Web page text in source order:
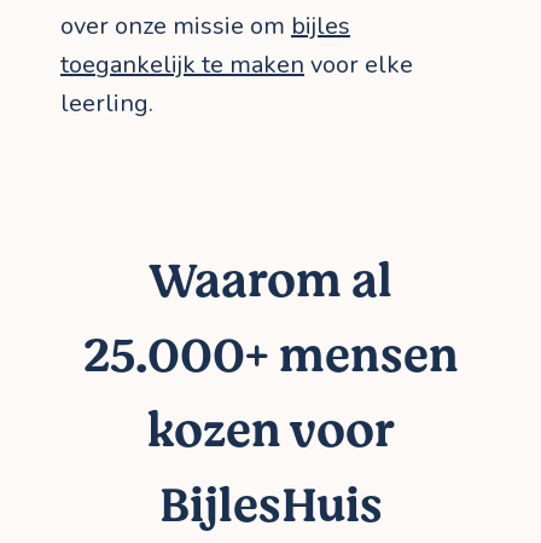
over onze missie om bijles
toegankelijk te maken voor elke
leerling.
Waarom al
25.000+ mensen
kozen voor
BijlesHuis